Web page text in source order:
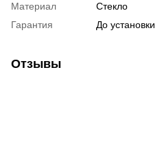
Материал
Стекло
Гарантия
До установки
Отзывы